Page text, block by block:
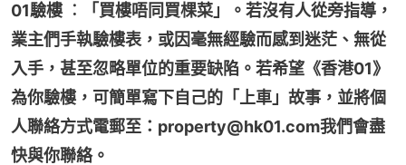
01驗樓 ︰「買樓唔同買棵菜」。若沒有人從旁指導，
業主們手執驗樓表，或因毫無經驗而感到迷茫、無從
入手，甚至忽略單位的重要缺陷。若希望《香港01》
為你驗樓，可簡單寫下自己的「上車」故事，並將個
人聯絡方式電郵至：property@hk01.com我們會盡
快與你聯絡。